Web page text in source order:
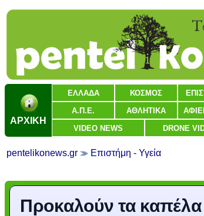
ΑΡΧΙΚΗ
ΕΛΛΑΔΑ ΚΟΣΜΟΣ
Α.Π.Ε. ΑΘΛΗΤΙΚΑ
VIDEO NEWS DRONE
pentelikonews.gr Επιστήμη - Υγεία
Προκαλούν τα καπέλα